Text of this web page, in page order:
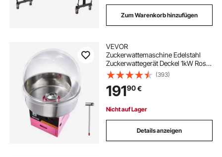
Zum Warenkorb hinzufügen
VEVOR
Zuckerwattemaschine Edelstahl
Zuckerwattegerät Deckel 1kW Rosa
Tragbar
(393)
19190€
Nicht auf Lager
Details anzeigen